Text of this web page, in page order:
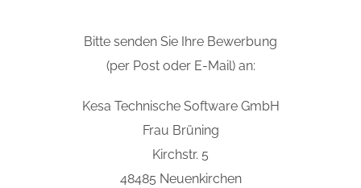
Bitte senden Sie Ihre Bewerbung
(per Post oder E-Mail) an:
Kesa Technische Software GmbH
Frau Brüning
Kirchstr. 5
48485 Neuenkirchen